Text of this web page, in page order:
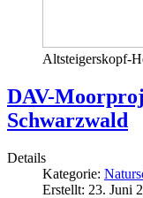
Altsteigerskopf-
DAV-
Schwarzwald
Details
Kategorie:
Erstellt: 23. Juni